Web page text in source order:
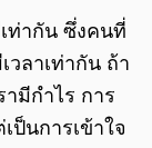
ท่ากัน ซึ่งคนที่
วลาเท่ากัน ถ้า
ามีกำไร การ
ป็นการเข้าใจ